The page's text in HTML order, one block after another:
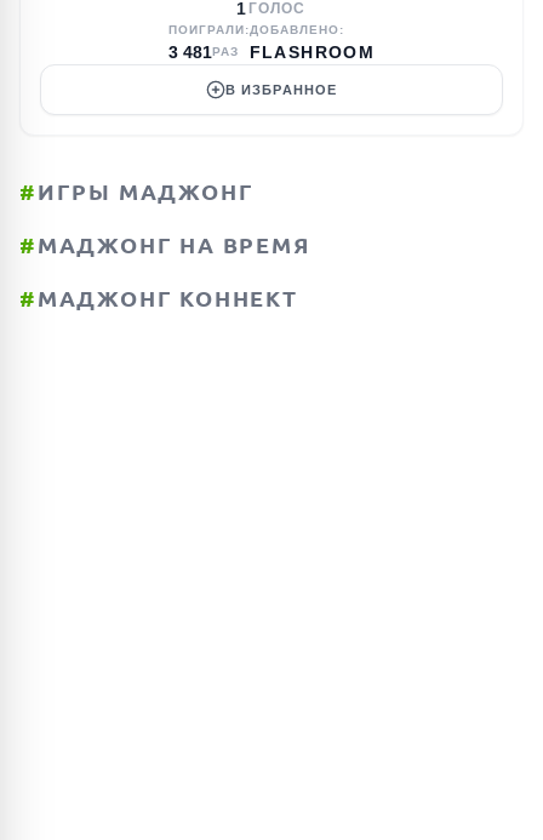
1 ГОЛОС
ПОИГРАЛИ:
3 481РАЗ
ДОБАВЛЕНО:
FLASHROOM
В ИЗБРАННОЕ
#ИГРЫ МАДЖОНГ
#МАДЖОНГ НА ВРЕМЯ
#МАДЖОНГ КОННЕКТ